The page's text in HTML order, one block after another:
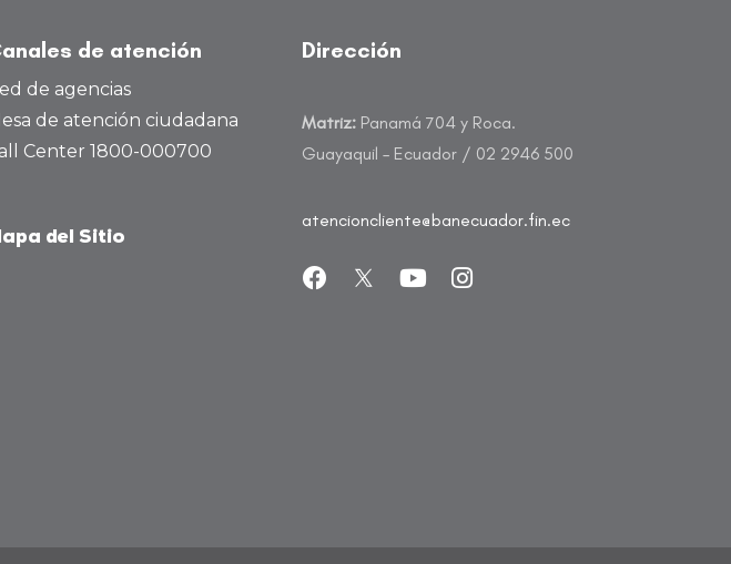
de atención
de agencias
de atención ciudadana
Center 1800-000700
del Sitio
Dirección
Matriz: Panamá 704 y Roca.
Guayaquil – Ecuador / 02 2946 500
atencioncliente@banecuador.fin.ec